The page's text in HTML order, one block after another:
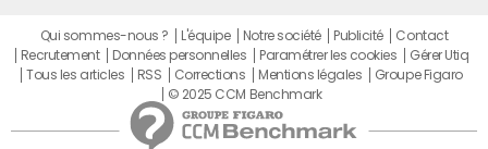
Qui sommes-nous ? L'équipe Notre société Publicité
Contact
Recrutement
Données personnelles Paramétrer les cookies
Gérer Utiq
Tous les articles
RSS Corrections Mentions légales
Groupe Figaro
© 2025 CCM Benchmark